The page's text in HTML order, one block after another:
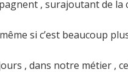
, surajoutant de
si c’est beaucoup
, dans notre métier ,